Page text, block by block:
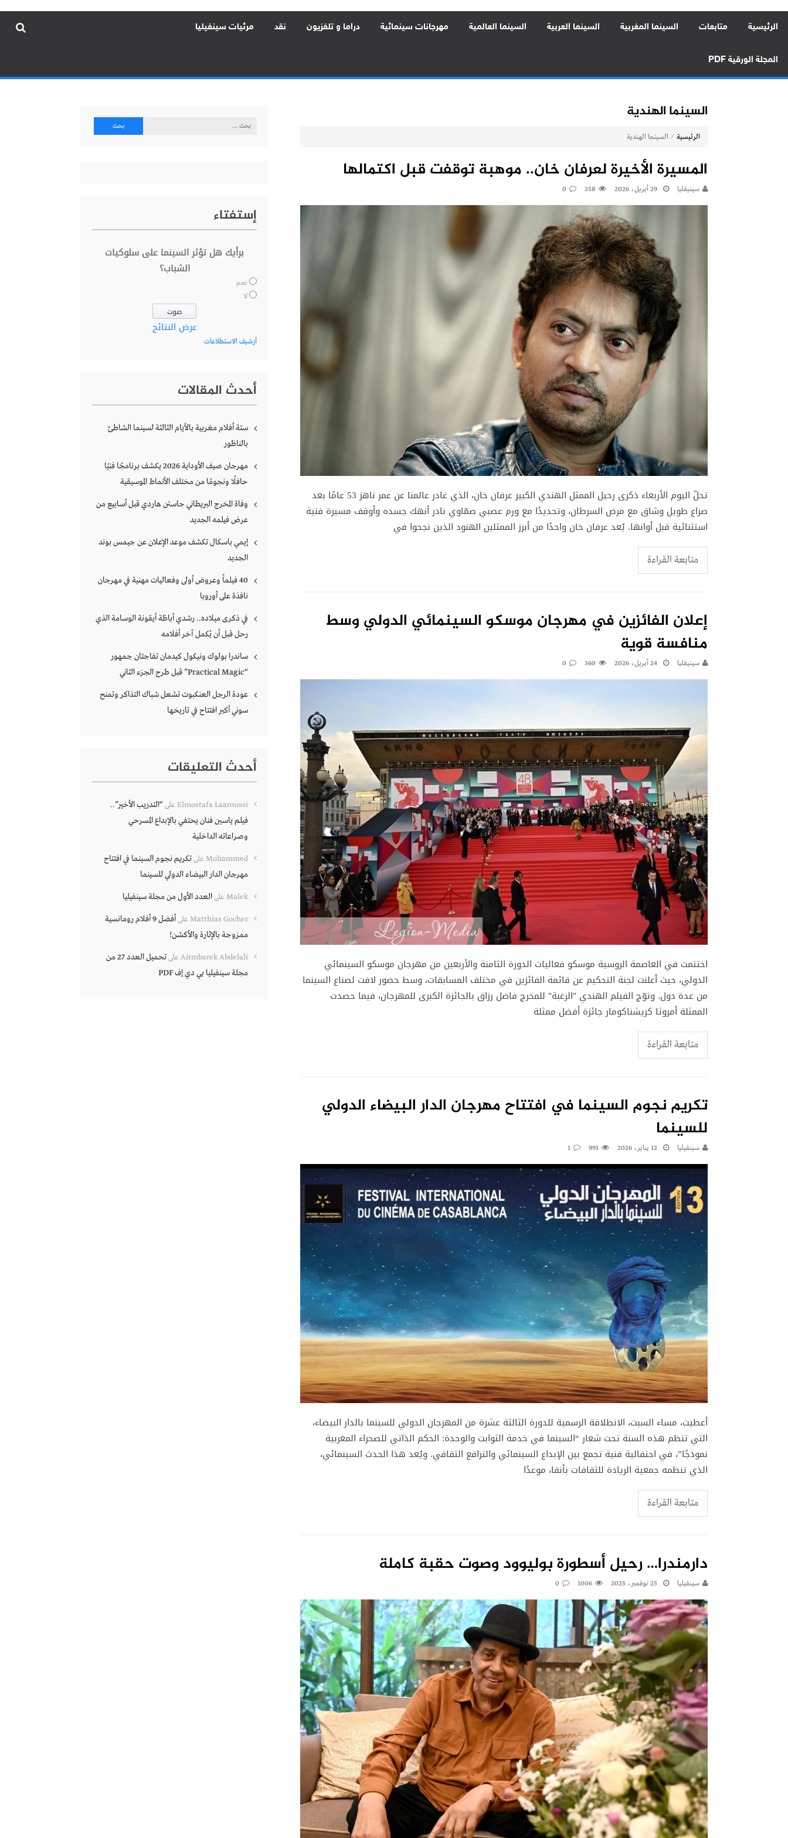
الرئيسية متابعات السينما المغربية السينما العربية السينما العالمية مهرجانات سينمائية دراما و تلفزيون نقد مرئيات سينفيليا
المجلة الورقية PDF
السينما الهندية
الرئيسية ⁄ السينما الهندية
المسيرة الأخيرة لعرفان خان.. موهبة توقفت قبل اكتمالها
سينيفليا 29 أبريل، 2026 358
0
تحلّ اليوم الأربعاء ذكرى رحيل الممثل الهندي الكبير عرفان خان، الذي غادر عالمنا عن عمر ناهز 53 عامًا بعد
صراع طويل وشاق مع مرض السرطان، وتحديدًا مع ورم عصبي صمّاوي نادر أنهك جسده وأوقف مسيرة فنية
استثنائية قبل أوانها. يُعد عرفان خان واحدًا من أبرز الممثلين الهنود الذين نجحوا في
متابعة القراءة
إعلان الفائزين في مهرجان موسكو السينمائي الدولي وسط
منافسة قوية
سينيفليا 24 أبريل، 2026 360
0
اختتمت في العاصمة الروسية موسكو فعاليات الدورة الثامنة والأربعين من مهرجان موسكو السينمائي
الدولي، حيث أعلنت لجنة التحكيم عن قائمة الفائزين في مختلف المسابقات، وسط حضور لافت لصناع السينما
من عدة دول. وتوّج الفيلم الهندي "الرغبة" للمخرج فاضل رزاق بالجائزة الكبرى للمهرجان، فيما حصدت
الممثلة أمروثا كريشناكومار جائزة أفضل ممثلة
متابعة القراءة
تكريم نجوم السينما في افتتاح مهرجان الدار البيضاء الدولي
للسينما
سينفيليا 12 يناير، 2026 991
1
أعطيت، مساء السبت، الانطلاقة الرسمية للدورة الثالثة عشرة من المهرجان الدولي للسينما بالدار البيضاء،
التي تنظم هذه السنة تحت شعار “السينما في خدمة الثوابت والوحدة: الحكم الذاتي للصحراء المغربية
نموذجًا”، في احتفالية فنية تجمع بين الإبداع السينمائي والترافع الثقافي. ويُعد هذا الحدث السينمائي،
الذي تنظمه جمعية الريادة للثقافات بأنفا، موعدًا
متابعة القراءة
دارمندرا… رحيل أسطورة بوليوود وصوت حقبة كاملة
سينفيليا 25 نوفمبر، 2025 1006
0
البحث
إستفتاء
برأيك هل تؤثر السينما على سلوكيات
الشباب؟
نعم
لا
عرض النتائج
أرشيف الاستطلاعات
أحدث المقالات
ستة أفلام مغربية بالأيام الثالثة لسينما الشاطئ
بالناظور
مهرجان صيف الأوداية 2026 يكشف برنامجًا فنيًا
حافلًا ونجومًا من مختلف الأنماط الموسيقية
وفاة المخرج البريطاني جاستن هاردي قبل أسابيع من
عرض فيلمه الجديد
إيمي باسكال تكشف موعد الإعلان عن جيمس بوند
الجديد
40 فيلماً وعروض أولى وفعاليات مهنية في مهرجان
نافذة على أوروبا
في ذكرى ميلاده.. رشدي أباظة أيقونة الوسامة الذي
رحل قبل أن يُكمل آخر أفلامه
ساندرا بولوك ونيكول كيدمان تفاجئان جمهور
“Practical Magic” قبل طرح الجزء الثاني
عودة الرجل العنكبوت تشعل شباك التذاكر وتمنح
سوني أكبر افتتاح في تاريخها
أحدث التعليقات
Elmostafa Laaroussi على“التدريب الأخير”..
فيلم ياسين فنان يحتفي بالإبداع المسرحي
وصراعاته الداخلية
Mohammed علىتكريم نجوم السينما في افتتاح
مهرجان الدار البيضاء الدولي للسينما
Malek علىالعدد الأول من مجلة سينفيليا
Matthias Gocher على
أفضل 9 أفلام رومانسية
ممزوجة بالإثارة والأكشن!
Aitmbarek Abdelali على
تحميل العدد 27 من
مجلة سينفيليا بي دي إف PDF